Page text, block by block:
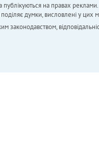
на правах
думки, висловлені у цих
законодавством,